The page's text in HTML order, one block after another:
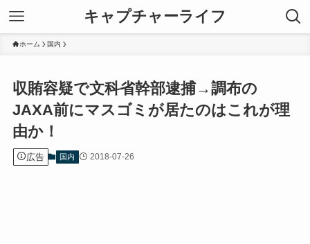
キャプチャーライフ
ホーム 国内
収賄容疑で文科省幹部逮捕→調布の
JAXA前にマスゴミが居たのはこれが理
由か！
広告 国内 2018-07-26